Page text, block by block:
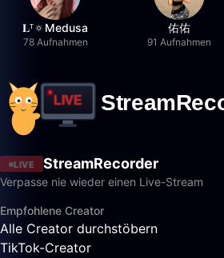
𝐋ᵀ🔅Medusa
78 Aufnahmen
佑佑
91 Aufnahmen
LIVE StreamRecorder
Verpasse nie wieder einen Live-Stream
Empfohlene Creator
Alle Creator durchstöbern
TikTok-Creator